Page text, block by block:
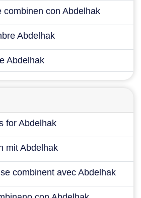
combinen con Abdelhak
Abdelhak
Abdelhak
for Abdelhak
mit Abdelhak
combinent avec Abdelhak